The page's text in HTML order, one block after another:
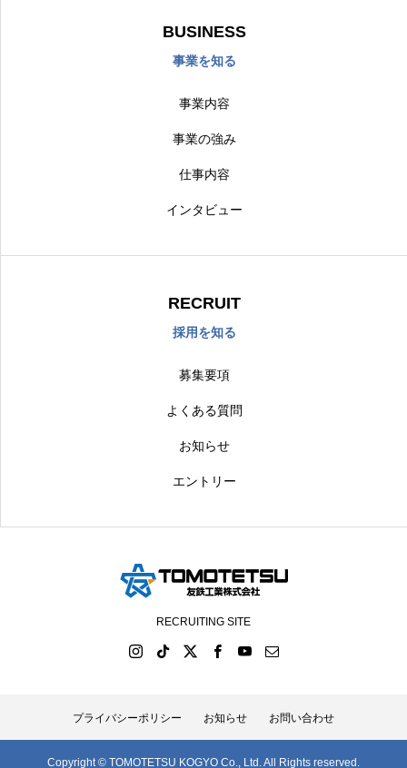
BUSINESS
事業を知る
事業内容
事業の強み
仕事内容
インタビュー
RECRUIT
採用を知る
募集要項
よくある質問
お知らせ
エントリー
RECRUITING SITE
プライバシーポリシー お知らせ お問い合わせ
Copyright © TOMOTETSU KOGYO Co., Ltd. All Rights reserved.